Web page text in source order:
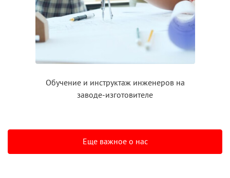
Обучение и инструктажинженеров на
заводе-изготовителе
Еще важное о нас